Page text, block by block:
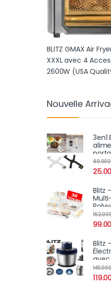
BLITZ GMAX Air
XXXL avec 4
2600W (USA
Nouvelle
3en1
avec
69.000
Blitz
Blitz
avec
ail